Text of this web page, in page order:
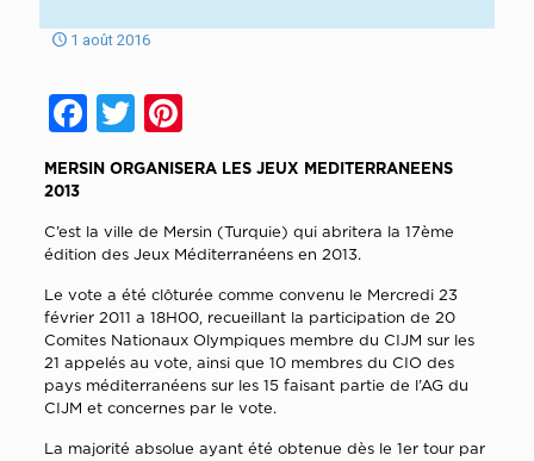
1 août 2016
Facebook
TwitterPinterest
MERSIN ORGANISERA LES JEUX MEDITERRANEENS
2013
C’est la ville de Mersin (Turquie) qui abritera la 17ème
édition des Jeux Méditerranéens en 2013.
Le vote a été clôturée comme convenu le Mercredi 23
février 2011 a 18H00, recueillant la participation de 20
Comites Nationaux Olympiques membre du CIJM sur les
21 appelés au vote, ainsi que 10 membres du CIO des
pays méditerranéens sur les 15 faisant partie de l’AG du
CIJM et concernes par le vote.
La majorité absolue ayant été obtenue dès le 1er tour par